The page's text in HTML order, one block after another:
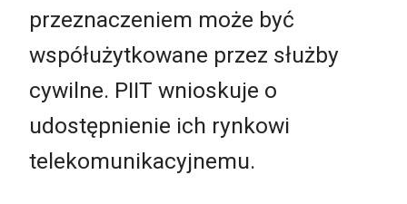
przeznaczeniem może być
współużytkowane przez służby
cywilne. PIIT wnioskuje o
udostępnienie ich rynkowi
telekomunikacyjnemu.